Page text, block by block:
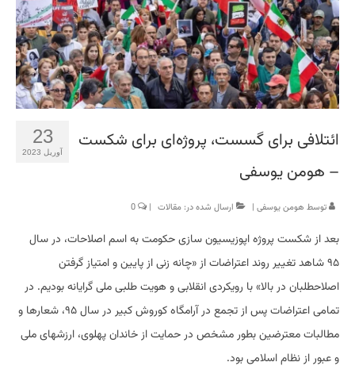
مقالات
برنامه ها
کتابخانه
23
آوریل 2023
ائتلافی برای گسست، پروژه‌ای برای شکست
– هومن یوسفی
توسط هومن یوسفی | ارسال شده در: مقالات |
بعد از شکست پروژه اپوزیسیون سازی حکومت به اسم اصلاحات، در سال
۹۵ شاهد تغییر روند اعتراضات از «چانه زنی از پایین و امتیاز گرفتن
اصلاحطلبان در بالا» با رویکردی انقلابی و هویت طلبی ملی گرایانه بودیم. در
تمامی اعتراضات پس از تجمع در آرامگاه کوروش کبیر در سال ۹۵، شعارها و
مطالبات معترضین بطور مشخص در حمایت از خاندان پهلوی، ارزشهای ملی
و عبور از نظام اسلامی بود.